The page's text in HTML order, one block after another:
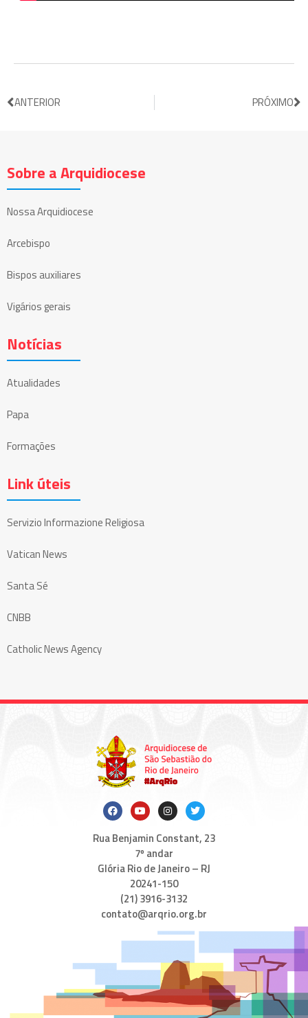
ANTERIOR PRÓXIMO
Sobre a Arquidiocese
Nossa Arquidiocese
Arcebispo
Bispos auxiliares
Vigários gerais
Notícias
Atualidades
Papa
Formações
Link úteis
Servizio Informazione Religiosa
Vatican News
Santa Sé
CNBB
Catholic News Agency
Rua Benjamin Constant, 23
7º andar
Glória Rio de Janeiro – RJ
20241-150
(21) 3916-3132
contato@arqrio.org.br